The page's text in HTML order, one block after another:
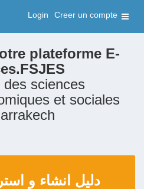
Login Creer un compte
plateforme E-
des sciences
et sociales
دليل انشاء و